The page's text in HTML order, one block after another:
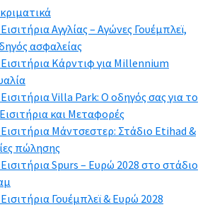
Αγγλίας – Αγώνες Γουέμπλεϊ,
ασφαλείας
Κάρντιφ για Millennium
Villa Park: Ο οδηγός σας για το
και Μεταφορές
Μάντσεστερ: Στάδιο Etihad &
πώλησης
Spurs – Ευρώ 2028 στο στάδιο
Γουέμπλεϊ & Ευρώ 2028